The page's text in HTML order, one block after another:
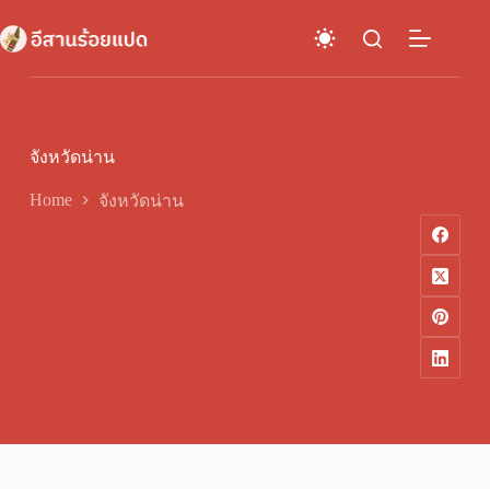
to
content
จังหวัดน่าน
Home จังหวัดน่าน